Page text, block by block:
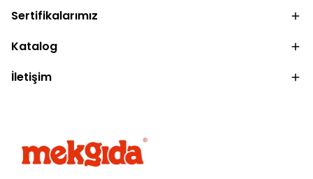
Sertifikalarımız
Katalog
İletişim